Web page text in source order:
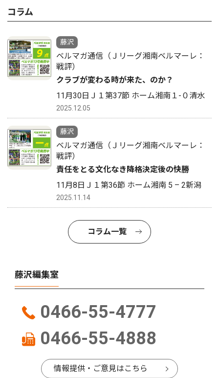
コラム
藤沢
ベルマガ通信（Ｊリーグ湘南ベルマーレ：
戦評）
クラブが変わる時が来た、のか？
11月30日Ｊ１第37節 ホーム湘南１-０清水
2025.12.05
藤沢
ベルマガ通信（Ｊリーグ湘南ベルマーレ：
戦評）
責任をとる文化なき降格決定後の快勝
11月8日Ｊ１第36節 ホーム湘南 5 – 2新潟
2025.11.14
コラム一覧
藤沢編集室
0466-55-4777
0466-55-4888
情報提供・ご意見はこちら